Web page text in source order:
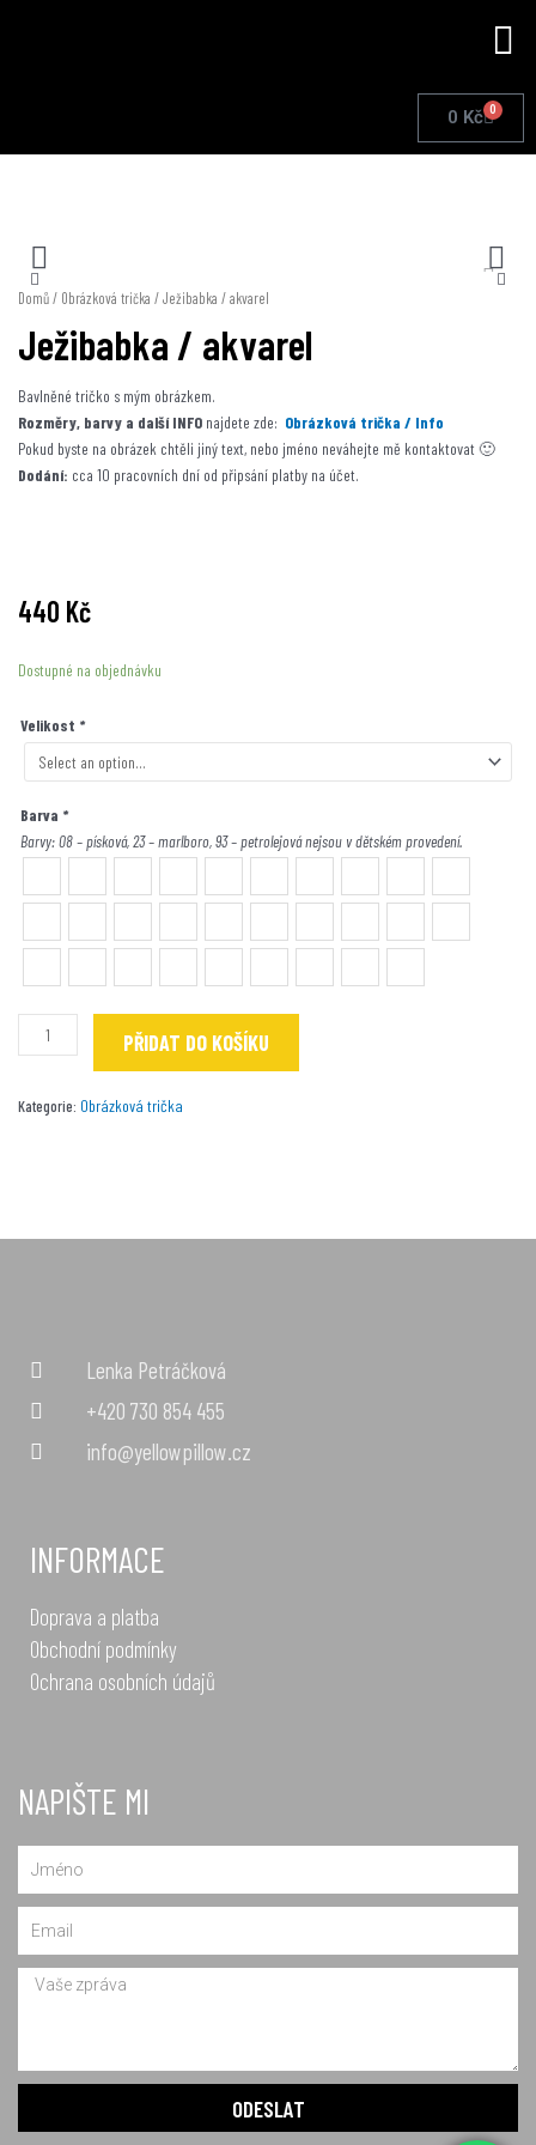
0 Kč 0Cart
Domů/ Obrázková trička / Ježibabka / akvarel
Ježibabka / akvarel
Bavlněné tričko s mým obrázkem.
Rozměry, barvy a další INFO najdete zde: Obrázková trička / Info
Pokud byste na obrázek chtěli jiný text, nebo jméno neváhejte mě kontaktovat 🙂
Dodání: cca 10 pracovních dní od připsání platby na účet.
440 Kč
Dostupné na objednávku
Velikost *
Barva *
Barvy: 08 – písková, 23 – marlboro, 93 – petrolejová nejsou v dětském provedení.
Ježibabka
akvarel
množství
PŘIDAT DO KOŠÍKU
Kategorie: Obrázková trička
Lenka Petráčková
+420 730 854 455
info@yellowpillow.cz
INFORMACE
Doprava a platba
Obchodní podmínky
Ochrana osobních údajů
NAPIŠTE MI
Message
ODESLAT